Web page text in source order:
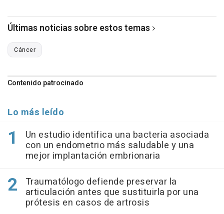
Últimas noticias sobre estos temas
Cáncer
Contenido patrocinado
Lo más leído
Un estudio identifica una bacteria asociada
con un endometrio más saludable y una
mejor implantación embrionaria
Traumatólogo defiende preservar la
articulación antes que sustituirla por una
prótesis en casos de artrosis